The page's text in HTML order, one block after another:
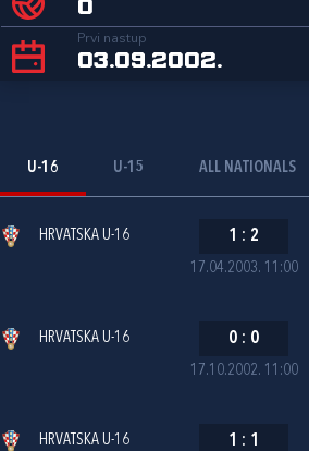
0
Prvi nastup
03.09.2002.
U-16 U-15 ALL NATIONALS
17.04.2003. 11:00
HRVATSKA U-16 1 : 2
17.10.2002. 11:00
HRVATSKA U-16 0 : 0
HRVATSKA U-16 1 : 1